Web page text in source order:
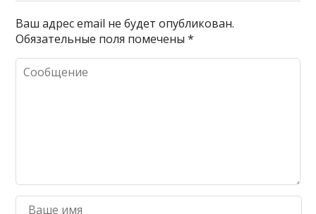
Ваш адрес email не будет опубликован.
Обязательные поля помечены*